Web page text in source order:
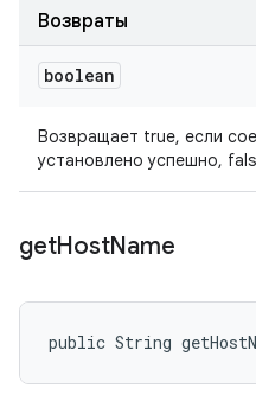
Возвраты
boolean
Возвращает true, если
установлено успешно,
getHostName
public String